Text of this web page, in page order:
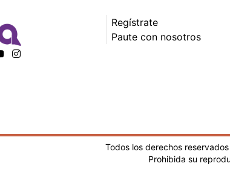
Regístrate
Paute con nosotros
Todos los derechos
Prohibida su